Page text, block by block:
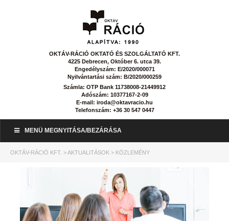
OKTÁV-RÁCIÓ OKTATÓ ÉS SZOLGÁLTATÓ KFT.
4225 Debrecen, Október 6. utca 39.
Engedélyszám: E/2020/000071
Nyilvántartási szám: B/2020/000259
Számla: OTP Bank 11738008-21449912
Adószám: 10377167-2-09
E-mail: iroda@oktavracio.hu
Telefonszám: +36 30 547 0447
MENÜ MEGNYITÁSA/BEZÁRÁSA
OKTÁV-RÁCIÓ KFT. >AKTUALITÁSOK > KÖZLEMÉNY